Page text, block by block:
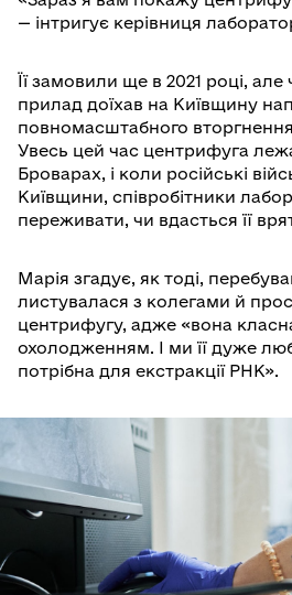
— інтригує керівниця
Її замовили ще в 2021 році,
прилад доїхав на Київщину
повномасштабного
Увесь цей час центрифуга
Броварах, і коли російські
Київщини, співробітники
переживати, чи вдасться її
Марія згадує, як тоді,
листувалася з колегами й
центрифугу, адже «вона
охолодженням. І ми її дуже
потрібна для екстракції РНК».